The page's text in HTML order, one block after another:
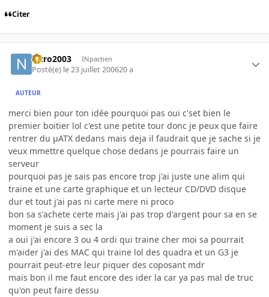
Citer
nitro2003 INpactien
Posté(e) le 23 juillet 200620 a
AUTEUR
merci bien pour ton idée pourquoi pas oui c'set bien le
premier boitier lol c'est une petite tour donc je peux que faire
rentrer du µATX dedans mais deja il faudrait que je sache si je
veux mmettre quelque chose dedans je pourrais faire un
serveur
pourquoi pas je sais pas encore trop j'ai juste une alim qui
traine et une carte graphique et un lecteur CD/DVD disque
dur et tout j'ai pas ni carte mere ni proco
bon sa s'achete certe mais j'ai pas trop d'argent pour sa en se
moment je suis a sec la
a oui j'ai encore 3 ou 4 ordi qui traine cher moi sa pourrait
m'aider j'ai des MAC qui traine lol des quadra et un G3 je
pourrait peut-etre leur piquer des coposant mdr
mais bon il me faut encore des ider la car ya pas mal de truc
qu'on peut faire dessu